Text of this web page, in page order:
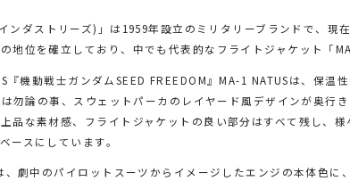
ンダストリーズ)」は1959年設立のミリタリーブランドで、
地位を確立しており、中でも代表的なフライトジャケット「
機動戦士ガンダムSEED FREEDOM』MA-1 NATUSは、保温
勿論の事、スウェットパーカのレイヤード風デザインが奥行き
品な素材感、フライトジャケットの良い部分はすべて残し、
ースにしています。
劇中のパイロットスーツからイメージしたエンジの本体色に